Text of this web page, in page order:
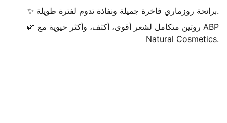
✨ برائحة روزماري فاخرة جميلة ونفاذة تدوم لفترة طويلة.
🌿 روتين متكامل لشعر أقوى، أكثف، وأكثر حيوية مع ABP
Natural Cosmetics.